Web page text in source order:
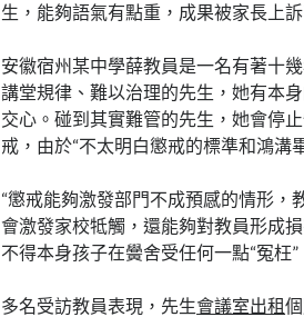
生，能夠語氣有點重，成果被家長上
安徽宿州某中學薛教員是一名有著十
講堂規律、難以治理的先生，她有本
交心。碰到其實難管的先生，她會停
戒，由於“不太明白懲戒的標準和鴻溝
“懲戒能夠激發部門不成預感的情形
會激發家校牴觸，還能夠對教員形成
不得本身孩子在黌舍受任何一點“冤枉
多名受訪教員表現，先生會議室出租